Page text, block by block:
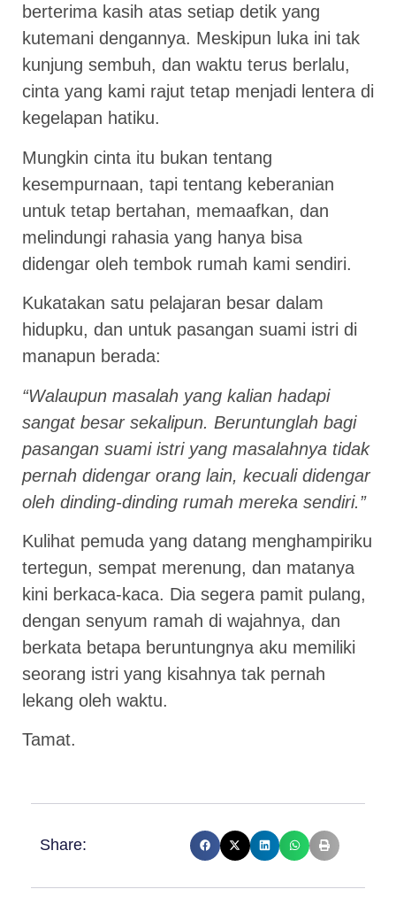
berterima kasih atas setiap detik yang
kutemani dengannya. Meskipun luka ini tak
kunjung sembuh, dan waktu terus berlalu,
cinta yang kami rajut tetap menjadi lentera di
kegelapan hatiku.
Mungkin cinta itu bukan tentang
kesempurnaan, tapi tentang keberanian
untuk tetap bertahan, memaafkan, dan
melindungi rahasia yang hanya bisa
didengar oleh tembok rumah kami sendiri.
Kukatakan satu pelajaran besar dalam
hidupku, dan untuk pasangan suami istri di
manapun berada:
“Walaupun masalah yang kalian hadapi
sangat besar sekalipun. Beruntunglah bagi
pasangan suami istri yang masalahnya tidak
pernah didengar orang lain, kecuali didengar
oleh dinding-dinding rumah mereka sendiri.”
Kulihat pemuda yang datang menghampiriku
tertegun, sempat merenung, dan matanya
kini berkaca-kaca. Dia segera pamit pulang,
dengan senyum ramah di wajahnya, dan
berkata betapa beruntungnya aku memiliki
seorang istri yang kisahnya tak pernah
lekang oleh waktu.
Tamat.
Share: